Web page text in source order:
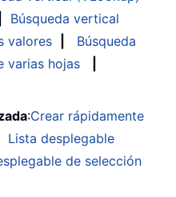
Búsqueda vertical
valores
Búsqueda
varias hojas
:Crear rápidamente
Lista desplegable
de selección